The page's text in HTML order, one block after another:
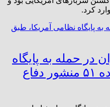
کرد.
در حمله به پایگاه
نظامی آمریکا، طبق ماده ۵۱ منشور دفاع